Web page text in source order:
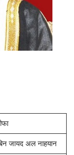
जायद अल नाहयान